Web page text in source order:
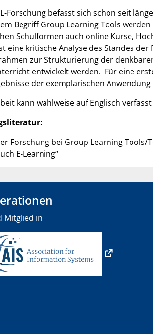
Forschung befasst sich schon seit
Begriff Group Learning Tools
Schulformen auch online Kurse,
eine kritische Analyse des Standes
zur Strukturierung der
entwickelt werden. Für eine
der exemplarischen
kann wahlweise auf Englisch
Forschung bei Group Learning Tools/
E-Learning“
Mitglied in